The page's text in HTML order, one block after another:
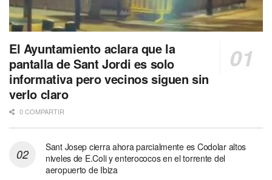
El Ayuntamiento aclara que la
pantalla de Sant Jordi es solo
informativa pero vecinos siguen sin
verlo claro
0 COMPARTIR
Sant Josep cierra ahora parcialmente es Codolar altos
niveles de E.Coli y enterococos en el torrente del
aeropuerto de Ibiza